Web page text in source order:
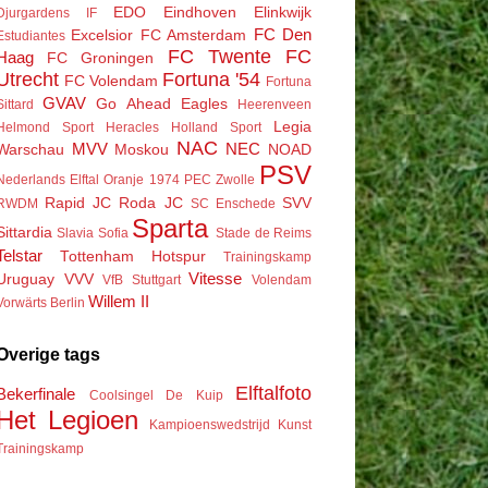
IF EDO Eindhoven Elinkwijk
Excelsior FC Amsterdam FC Den
FC Groningen FC Twente
FC
FC Volendam Fortuna '54 Fortuna
GVAV Go Ahead Eagles
Heerenveen
Sport
Heracles Holland Sport
Legia
MVV Moskou NAC NEC NOAD
Elftal Oranje 1974 PEC Zwolle PSV
Rapid JC Roda JC SC Enschede SVV
Slavia Sofia Sparta Stade de Reims
Tottenham Hotspur Trainingskamp
VVV VfB Stuttgart Vitesse
Volendam
Berlin Willem II
tags
Coolsingel De Kuip Elftalfoto
Legioen Kampioenswedstrijd
Kunst